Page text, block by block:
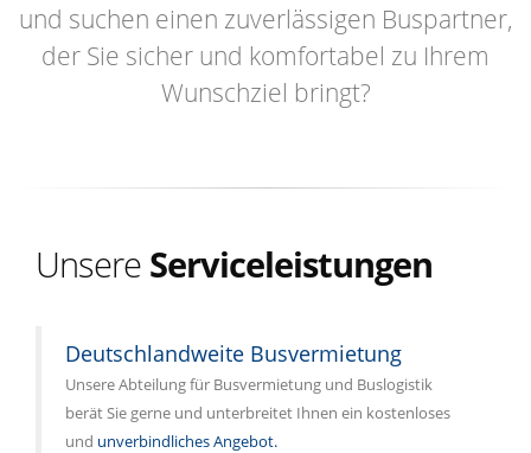
und suchen einen zuverlässigen Buspartner,
der Sie sicher und komfortabel zu Ihrem
Wunschziel bringt?
Unsere Serviceleistungen
Deutschlandweite Busvermietung
Unsere Abteilung für Busvermietung und Buslogistik
berät Sie gerne und unterbreitet Ihnen ein kostenloses
und unverbindliches Angebot.